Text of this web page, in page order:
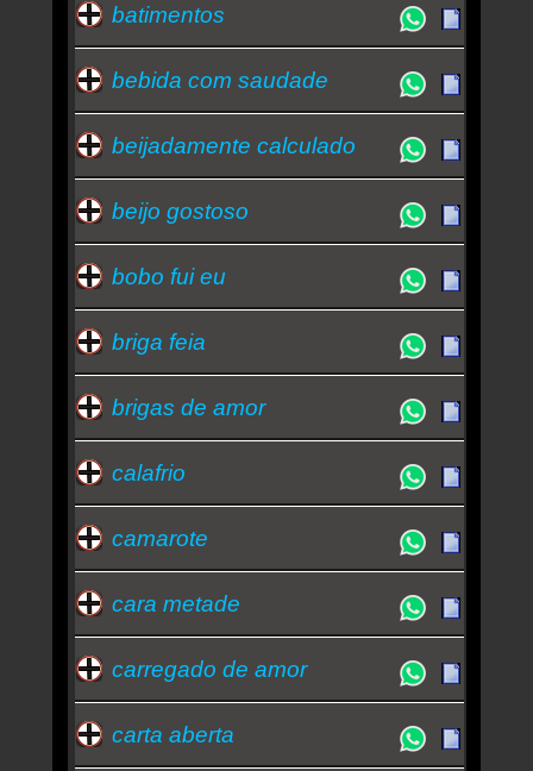
batimentos
bebida com saudade
beijadamente calculado
beijo gostoso
bobo fui eu
briga feia
brigas de amor
calafrio
camarote
cara metade
carregado de amor
carta aberta